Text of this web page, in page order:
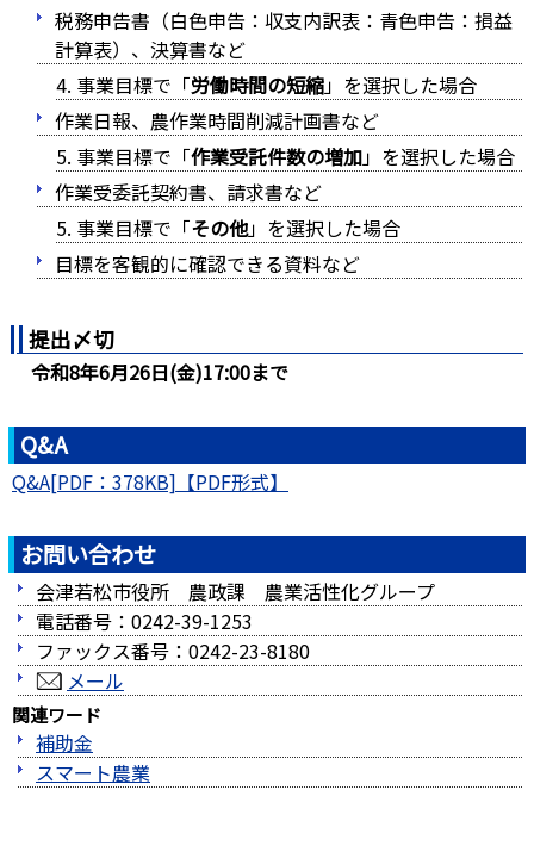
税務申告書（白色申告：収支内訳表：青色申告：損益
計算表）、決算書など
事業目標で「労働時間の短縮」を選択した場合
作業日報、農作業時間削減計画書など
事業目標で「作業受託件数の増加」を選択した場合
作業受委託契約書、請求書など
事業目標で「その他」を選択した場合
目標を客観的に確認できる資料など
提出〆切
令和8年6月26日(金)17:00まで
Q&A
Q&A[PDF：378KB]
お問い合わせ
会津若松市役所 農政課 農業活性化グループ
電話番号：0242-39-1253
ファックス番号：0242-23-8180
メール
関連ワード
補助金
スマート農業